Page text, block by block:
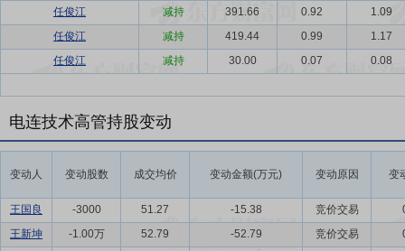
任俊江
减持 391.66 0.92
1.09
任俊江
减持 419.44 0.99
1.17
任俊江
减持 30.00 0.07 0.08
电连技术高管持股变动
变动人 变动股数 成交均价 变动金额(万元) 变动原因 变
王国良 -3000 51.27 -15.38 竞价交易
王新坤
-1.00万 52.79 -52.79 竞价交易